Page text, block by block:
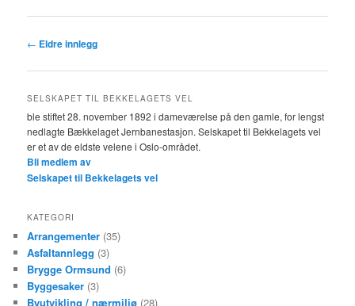
Innleggsnavigasjon
← Eldre innlegg
SELSKAPET TIL BEKKELAGETS VEL
ble stiftet 28. november 1892 i dameværelse på den gamle, for lengst
nedlagte Bækkelaget Jernbanestasjon. Selskapet til Bekkelagets vel
er et av de eldste velene i Oslo-området.
Bli medlem av
Selskapet til Bekkelagets vel
KATEGORI
Arrangementer (35)
Asfaltannlegg (3)
Brygge Ormsund (6)
Byggesaker (3)
Byutvikling / nærmiljø (28)